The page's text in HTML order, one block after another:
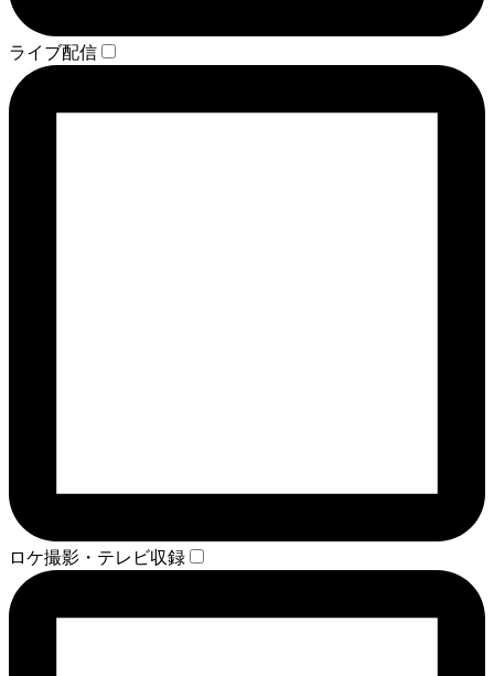
ライブ配信
ロケ撮影・テレビ収録